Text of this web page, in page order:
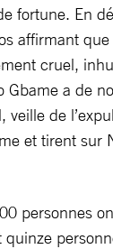
fortune. En
affirmant
cruel,
Gbame a de
veille de
et tirent sur
personnes